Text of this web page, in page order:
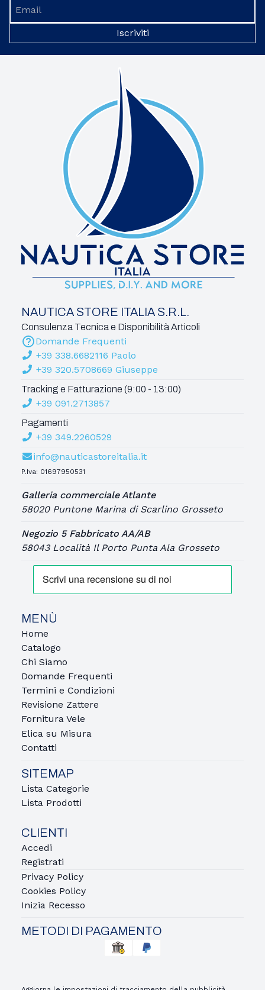
Iscriviti
NAUTICA STORE ITALIA S.R.L.
Consulenza Tecnica e Disponibilità Articoli
Domande Frequenti
+39 338.6682116 Paolo
+39 320.5708669 Giuseppe
Tracking e Fatturazione (9:00 - 13:00)
+39 091.2713857
Pagamenti
+39 349.2260529
info@nauticastoreitalia.it
P.Iva: 01697950531
Galleria commerciale Atlante
58020 Puntone Marina di Scarlino Grosseto
Negozio 5 Fabbricato AA/AB
58043 Località Il Porto Punta Ala Grosseto
MENÙ
Home
Catalogo
Chi Siamo
Domande Frequenti
Termini e Condizioni
Revisione Zattere
Fornitura Vele
Elica su Misura
Contatti
SITEMAP
Lista Categorie
Lista Prodotti
CLIENTI
Accedi
Registrati
Privacy Policy
Cookies Policy
Inizia Recesso
METODI DI PAGAMENTO